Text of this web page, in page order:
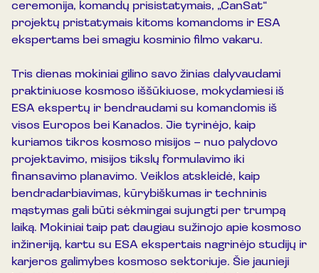
ceremonija, komandų prisistatymais, „CanSat“
projektų pristatymais kitoms komandoms ir ESA
ekspertams bei smagiu kosminio filmo vakaru.
Tris dienas mokiniai gilino savo žinias dalyvaudami
praktiniuose kosmoso iššūkiuose, mokydamiesi iš
ESA ekspertų ir bendraudami su komandomis iš
visos Europos bei Kanados. Jie tyrinėjo, kaip
kuriamos tikros kosmoso misijos – nuo palydovo
projektavimo, misijos tikslų formulavimo iki
finansavimo planavimo. Veiklos atskleidė, kaip
bendradarbiavimas, kūrybiškumas ir techninis
mąstymas gali būti sėkmingai sujungti per trumpą
laiką. Mokiniai taip pat daugiau sužinojo apie kosmoso
inžineriją, kartu su ESA ekspertais nagrinėjo studijų ir
karjeros galimybes kosmoso sektoriuje. Šie jaunieji